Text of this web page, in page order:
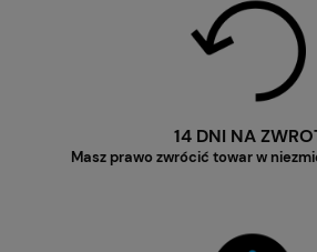
14 DNI NA
Masz prawo zwrócić towar w